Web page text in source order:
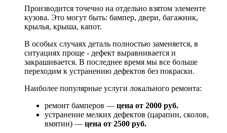
Производится точечно на отдельно взятом элементе
кузова. Это могут быть: бампер, двери, багажник,
крылья, крыша, капот.
В особых случаях деталь полностью заменяется, в
ситуациях проще - дефект выравнивается и
закрашивается. В последнее время мы все больше
переходим к устранению дефектов без покраски.
Наиболее популярные услуги локального ремонта:
ремонт бамперов — цена от 2000 руб.
устранение мелких дефектов (царапин, сколов,
вмятин) — цена от 2500 руб.